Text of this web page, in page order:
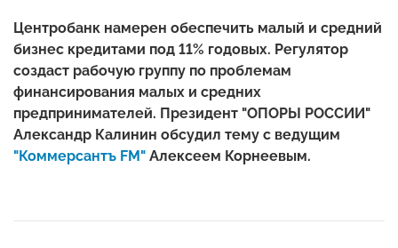
Центробанк намерен обеспечить малый и средний
бизнес кредитами под 11% годовых. Регулятор
создаст рабочую группу по проблемам
финансирования малых и средних
предпринимателей. Президент "ОПОРЫ РОССИИ"
Александр Калинин обсудил тему с ведущим
"Коммерсантъ FM" Алексеем Корнеевым.